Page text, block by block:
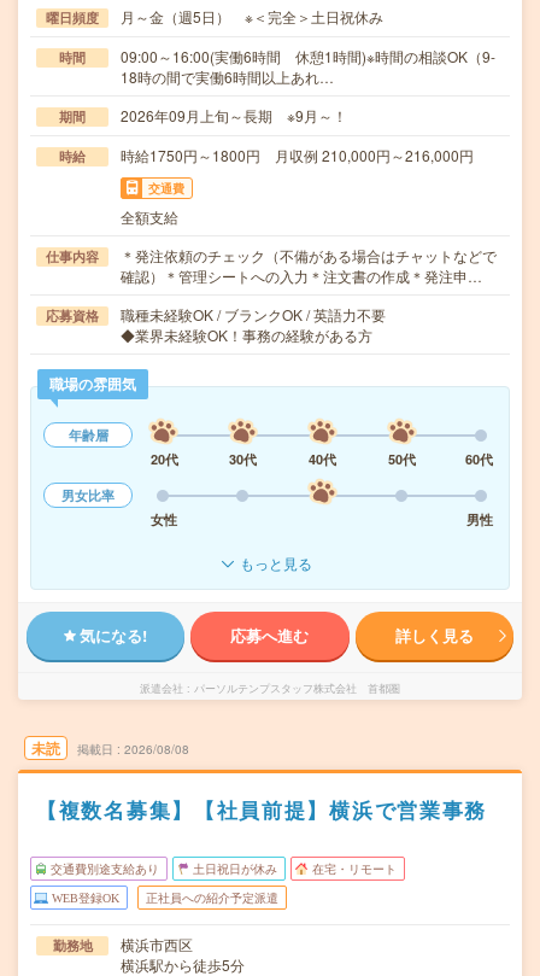
曜日頻度 月～金（週5日） ※＜完全＞土日祝休み
時間
09:00～16:00(実働6時間 休憩1時間)※時間の相談OK（9-
18時の間で実働6時間以上あれ…
期間 2026年09月上旬～長期 ※9月～！
時給 時給1750円～1800円 月収例 210,000円～216,000円
交通費
全額支給
仕事内容
＊発注依頼のチェック（不備がある場合はチャットなどで
確認）＊管理シートへの入力＊注文書の作成＊発注申…
応募資格
職種未経験OK / ブランクOK / 英語力不要
◆業界未経験OK！事務の経験がある方
職場の雰囲気
年齢層
20代
30代 40代 50代
60代
男女比率
女性
男性
もっと見る
気になる! 応募へ進む 詳しく見る
派遣会社 パーソルテンプスタッフ株式会社 首都圏
未読 掲載日 2026/08/08
【複数名募集】【社員前提】横浜で営業事務
交通費別途支給あり 土日祝日が休み 在宅・リモート
WEB登録OK 正社員への紹介予定派遣
勤務地
横浜市西区
横浜駅から徒歩5分